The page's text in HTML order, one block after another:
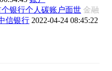
银行个人碳账户面世 金融
信银行 2022-04-24 08:45:22